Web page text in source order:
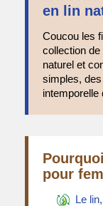
en lin
Coucou les
collection
naturel et
simples,
intemporelle
pour
Le